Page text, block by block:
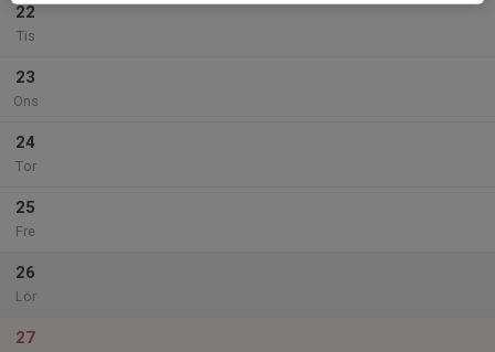
22
Tis
23
Ons
24
Tor
25
Fre
26
Lör
27